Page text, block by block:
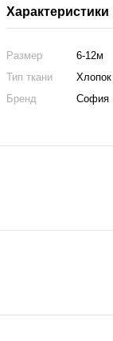
Характеристики
Размер
6-12м
Тип ткани
Хлопок
Бренд
София